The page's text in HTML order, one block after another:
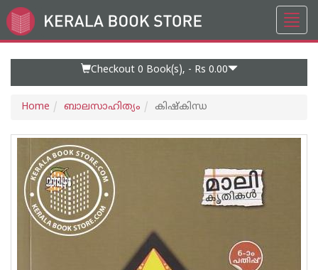
Go
to
Checkout 0 Book(s), - Rs 0.00
Home ബാലസാഹിത്യം കിഷ്‌കിന്ധ